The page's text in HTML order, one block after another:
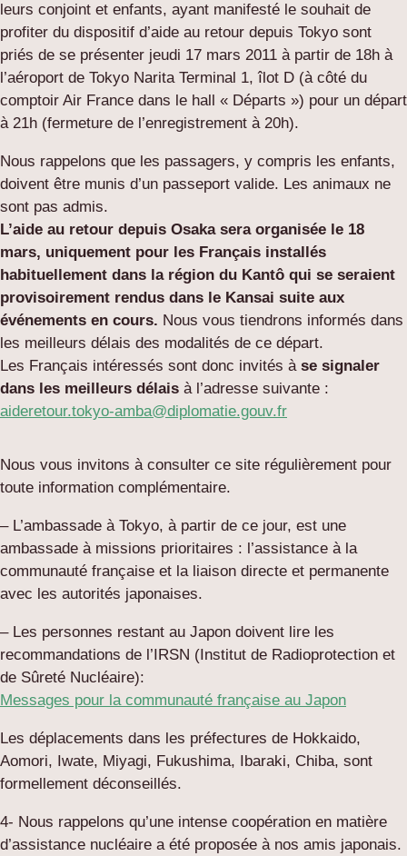
leurs conjoint et enfants, ayant manifesté le souhait de
profiter du dispositif d’aide au retour depuis Tokyo sont
priés de se présenter jeudi 17 mars 2011 à partir de 18h à
l’aéroport de Tokyo Narita Terminal 1, îlot D (à côté du
comptoir Air France dans le hall « Départs ») pour un départ
à 21h (fermeture de l’enregistrement à 20h).
Nous rappelons que les passagers, y compris les enfants,
doivent être munis d’un passeport valide. Les animaux ne
sont pas admis.
L’aide au retour depuis Osaka sera organisée le 18
mars, uniquement pour les Français installés
habituellement dans la région du Kantô qui se seraient
provisoirement rendus dans le Kansai suite aux
événements en cours. Nous vous tiendrons informés dans
les meilleurs délais des modalités de ce départ.
Les Français intéressés sont donc invités à se signaler
dans les meilleurs délais à l’adresse suivante :
aideretour.tokyo-amba@diplomatie.gouv.fr
Nous vous invitons à consulter ce site régulièrement pour
toute information complémentaire.
– L’ambassade à Tokyo, à partir de ce jour, est une
ambassade à missions prioritaires : l’assistance à la
communauté française et la liaison directe et permanente
avec les autorités japonaises.
– Les personnes restant au Japon doivent lire les
recommandations de l’IRSN (Institut de Radioprotection et
de Sûreté Nucléaire):
Messages pour la communauté française au Japon
Les déplacements dans les préfectures de Hokkaido,
Aomori, Iwate, Miyagi, Fukushima, Ibaraki, Chiba, sont
formellement déconseillés.
4- Nous rappelons qu’une intense coopération en matière
d’assistance nucléaire a été proposée à nos amis japonais.